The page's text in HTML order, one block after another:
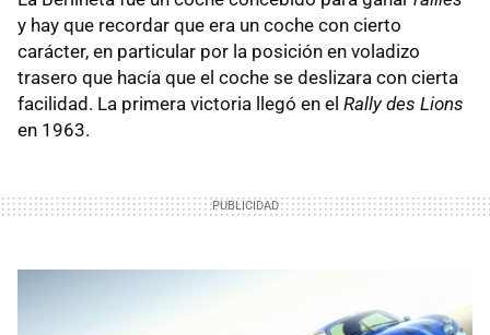
y hay que recordar que era un coche con cierto
carácter, en particular por la posición en voladizo
trasero que hacía que el coche se deslizara con cierta
facilidad. La primera victoria llegó en el Rally des Lions
en 1963.